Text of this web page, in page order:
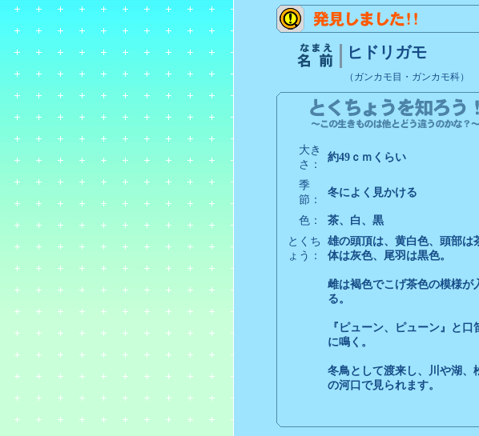
ヒドリガモ
（ガンカモ目・ガンカモ科）
大き
さ：
約49ｃｍくらい
季
節：
冬によく見かける
色：
茶、白、黒
とくち
ょう：
雄の頭頂は、黄白色、頭部は
体は灰色、尾羽は黒色。
雌は褐色でこげ茶色の模様が
る。
『ピューン、ピューン』と口
に鳴く。
冬鳥として渡来し、川や湖、
の河口で見られます。